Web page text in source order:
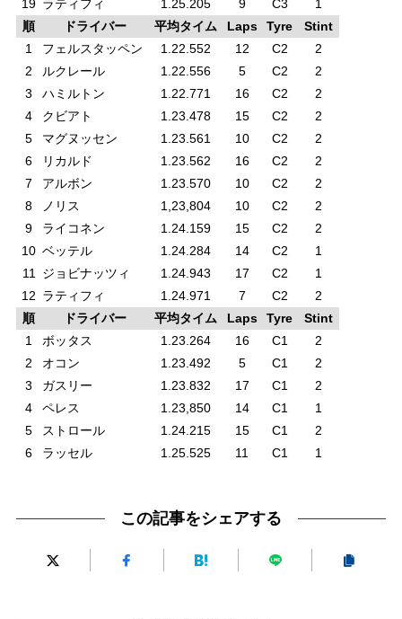
19 ラティフィ 1.25.205 9 C3
1
順
ドライバー 平均タイム Laps Tyre
Stint
1
フェルスタッペン 1.22.552 12 C2
2
2
ルクレール 1.22.556 5 C2
2
3
ハミルトン 1.22.771 16 C2
2
4
クビアト 1.23.478 15 C2
2
5
マグヌッセン 1.23.561 10 C2
2
6
リカルド 1.23.562 16 C2
2
7
アルボン 1.23.570 10 C2
2
8
ノリス 1,23,804 10 C2
2
9
ライコネン 1.24.159 15 C2
2
10 ベッテル 1.24.284 14 C2
1
11
ジョビナッツィ 1.24.943 17 C2
1
12 ラティフィ 1.24.971 7 C2
2
順
ドライバー 平均タイム Laps Tyre
Stint
1
ボッタス 1.23.264 16 C1
2
2
オコン 1.23.492 5 C1
2
3
ガスリー 1.23.832 17 C1
2
4
ペレス 1.23,850 14 C1
1
5
ストロール 1.24.215 15 C1
2
6
ラッセル 1.25.525 11 C1 1
この記事をシェアする